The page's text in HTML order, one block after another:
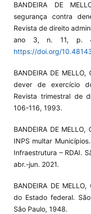
BANDEIRA DE
segurança contra
Revista de direito
ano 3, n. 11, p.
https://doi.org/
BANDEIRA DE
dever de exercício
Revista trimestral de
106-116, 1993.
BANDEIRA DE
INPS multar
Infraestrutura – RDAI.
abr.-jun. 2021.
BANDEIRA DE
do Estado federal.
São Paulo, 1948.